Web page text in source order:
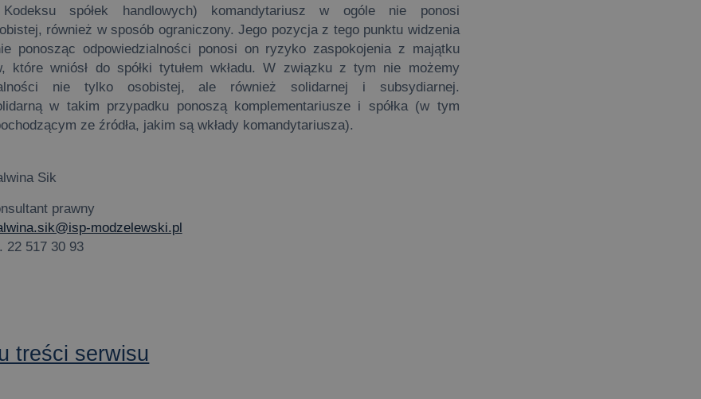
spółek handlowych) komandytariusz w ogóle nie ponosi
również w sposób ograniczony. Jego pozycja z tego punktu widzenia
ponosząc odpowiedzialności ponosi on ryzyko zaspokojenia z majątku
które wniósł do spółki tytułem wkładu. W związku z tym nie możemy
nie tylko osobistej, ale również solidarnej i subsydiarnej.
w takim przypadku ponoszą komplementariusze i spółka (w tym
ze źródła, jakim są wkłady komandytariusza).
Sik
prawny
modzelewski.pl
22 517 30 93
treści serwisu